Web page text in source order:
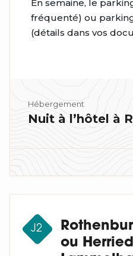
En semaine, le
fréquenté) ou
(détails dans vos
Hébergement
Nuit à l’hôtel à
J2
ou